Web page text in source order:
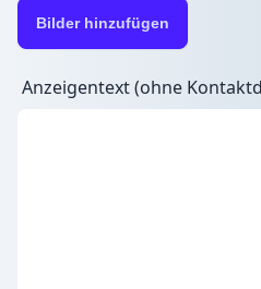
Bilder hinzufügen
Anzeigentext (ohne